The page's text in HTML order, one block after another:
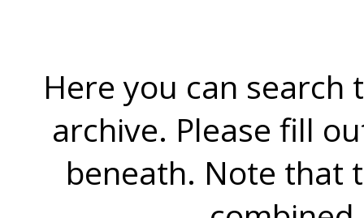
Here you can search
archive. Please fill
beneath. Note that